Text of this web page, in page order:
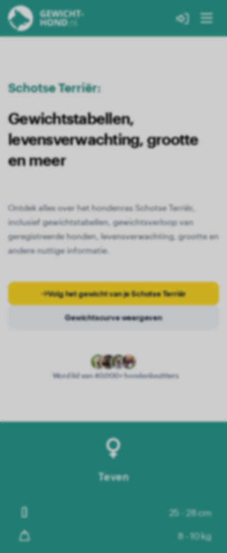
Schotse Terriër:
Gewichtstabellen,
levensverwachting, grootte
en meer
Ontdek alles over het hondenras Schotse Terriër,
inclusief gewichtstabellen, gewichtsverloop van
geregistreerde honden, levensverwachting, grootte en
andere nuttige informatie.
Volg het gewicht van je Schotse Terriër
Gewichtscurve weergeven
Word lid van 40.000+ hondenbezitters
Teven
25 - 28 cm
8 - 10 kg